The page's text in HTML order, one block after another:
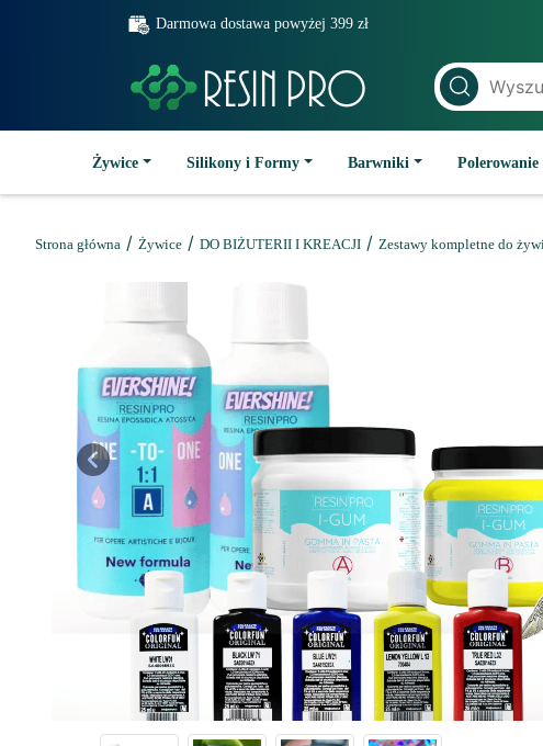
Darmowa dostawa powyżej 399 zł
Żywice Silikony i Formy Barwniki Polerowanie
Strona główna / Żywice / DO BIŻUTERII I KREACJI / Zestawy kompletne do
Previous